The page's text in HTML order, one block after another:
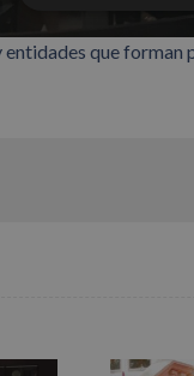
entidades que